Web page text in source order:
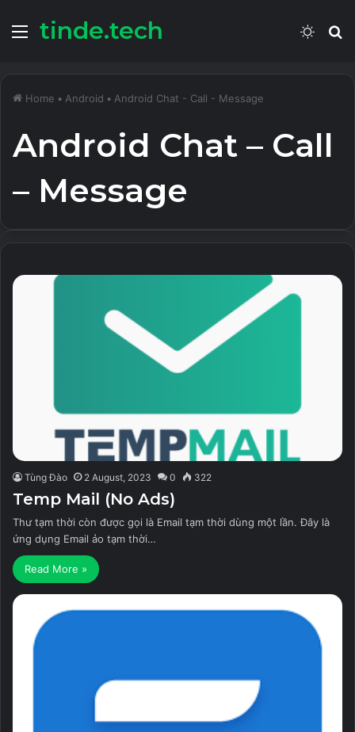
Menu
tinde.tech
Switch
Home • Android • Android Chat - Call - Message
Android Chat – Call
– Message
Tùng Đào 2 August, 2023 0 322
Temp Mail (No Ads)
Thư tạm thời còn được gọi là Email tạm thời dùng một lần. Đây là
ứng dụng Email ảo tạm thời…
Read More »